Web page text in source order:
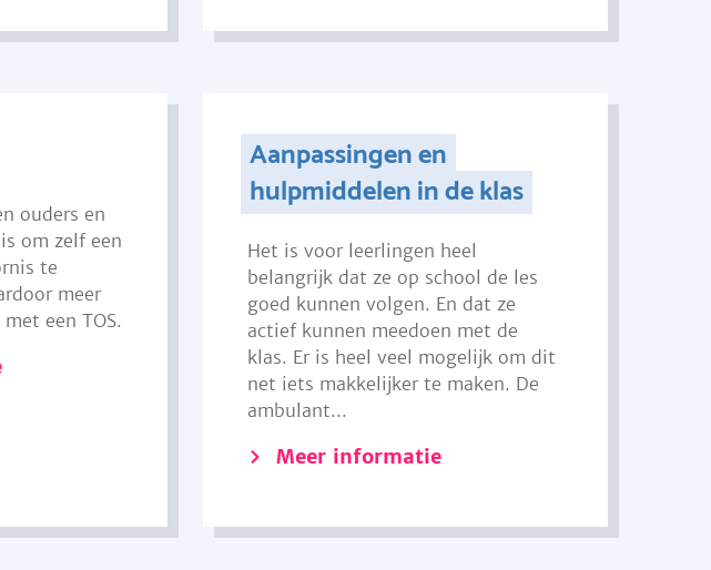
ouders en
om zelf een
te
meer
een TOS.
Aanpassingen en
hulpmiddelen in de klas
Het is voor leerlingen heel
belangrijk dat ze op school de les
goed kunnen volgen. En dat ze
actief kunnen meedoen met de
klas. Er is heel veel mogelijk om dit
net iets makkelijker te maken. De
ambulant...
Meer informatie